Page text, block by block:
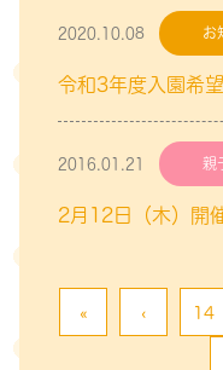
2020.10.08 お
令和3年度入園希
2016.01.21 親
« ‹ 14